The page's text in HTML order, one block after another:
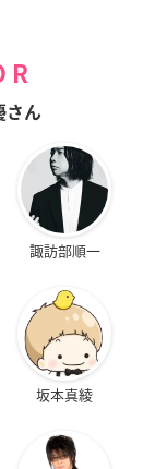
さん
諏訪部順一
坂本真綾